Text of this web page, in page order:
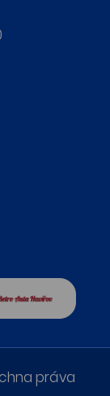
Havířov
práva